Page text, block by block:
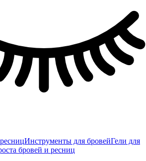
Инструменты для бровейГели для
бровей и ресниц